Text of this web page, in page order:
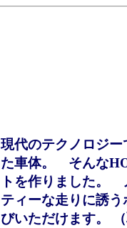
現代のテクノロジ
た車体。 そんな
トを作りました。
ティーな走りに誘
びいただけます。